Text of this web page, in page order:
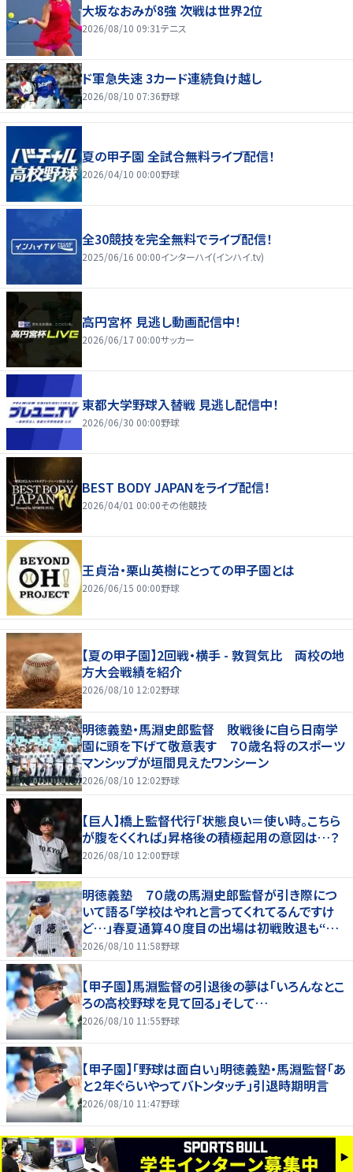
大坂なおみが8強 次戦は世界2位
2026/08/10 09:31テニス
ド軍急失速 3カード連続負け越し
2026/08/10 07:36野球
夏の甲子園 全試合無料ライブ配信！
2026/04/10 00:00野球
全30競技を完全無料でライブ配信！
2025/06/16 00:00インターハイ(インハイ.tv)
高円宮杯 見逃し動画配信中！
2026/06/17 00:00サッカー
東都大学野球入替戦 見逃し配信中！
2026/06/30 00:00野球
BEST BODY JAPANをライブ配信！
2026/04/01 00:00その他競技
王貞治・栗山英樹にとっての甲子園とは
2026/06/15 00:00野球
【夏の甲子園】2回戦・横手 - 敦賀気比 両校の地
方大会戦績を紹介
2026/08/10 12:02野球
明徳義塾・馬淵史郎監督 敗戦後に自ら日南学
園に頭を下げて敬意表す ７０歳名将のスポーツ
マンシップが垣間見えたワンシーン
2026/08/10 12:02野球
【巨人】橋上監督代行「状態良い＝使い時。こちら
が腹をくくれば」昇格後の積極起用の意図は…？
2026/08/10 12:00野球
明徳義塾 ７０歳の馬淵史郎監督が引き際につ
いて語る「学校はやれと言ってくれてるんですけ
ど…」春夏通算４０度目の出場は初戦敗退も“馬
淵節”炸裂
2026/08/10 11:58野球
【甲子園】馬淵監督の引退後の夢は「いろんなとこ
ろの高校野球を見て回る」そして…
2026/08/10 11:55野球
【甲子園】「野球は面白い」明徳義塾・馬淵監督「あ
と２年ぐらいやってバトンタッチ」引退時期明言
2026/08/10 11:47野球